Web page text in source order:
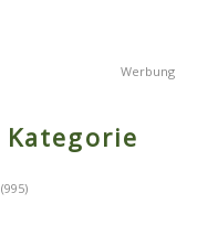
(995)